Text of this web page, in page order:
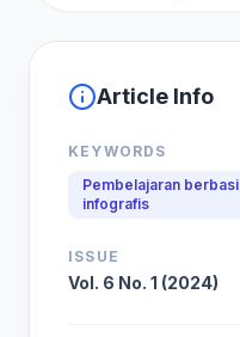
Article Info
KEYWORDS
Pembelajaran
infografis
ISSUE
Vol. 6 No. 1 (2024)